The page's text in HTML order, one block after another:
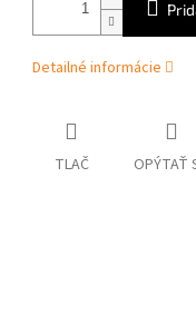
Detailné informácie
TLAČ OPÝTAŤ